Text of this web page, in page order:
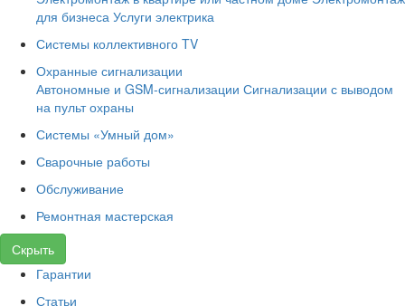
для бизнеса Услуги электрика
Системы коллективного TV
Охранные сигнализации
Автономные и GSM-сигнализации Сигнализации с выводом
на пульт охраны
Системы «Умный дом»
Сварочные работы
Обслуживание
Ремонтная мастерская
Скрыть
Гарантии
Статьи